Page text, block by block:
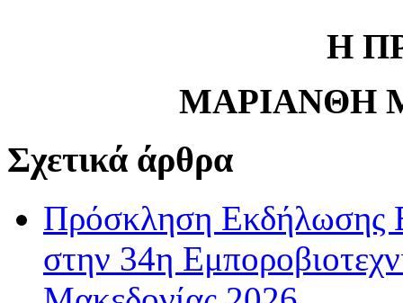
Η
ΜΑΡΙΑΝΘΗ
Σχετικά άρθρα
Πρόσκληση Εκδήλωσης
στην 34η